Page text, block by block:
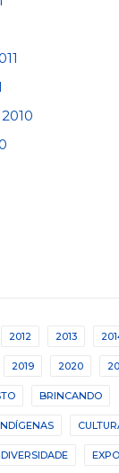
2012 2013
2019 2020
BRINCANDO
DIVERSIDADE